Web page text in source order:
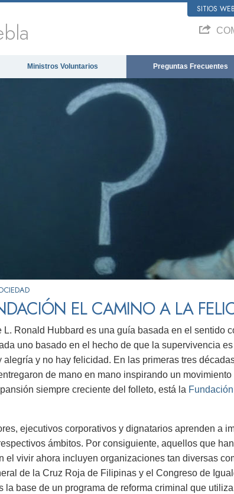
SITIOS
Ministros Voluntarios Preguntas Frecuentes
EL CAMINO A LA
L. Ronald Hubbard es una guía basada en el sentido
uno basado en el hecho de que la supervivencia
y no hay felicidad. En las primeras tres
de mano en mano inspirando un
siempre creciente del folleto, está la
ejecutivos corporativos y dignatarios aprenden a
ámbitos. Por consiguiente, aquellos que
el vivir ahora incluyen organizaciones tan diversas
de la Cruz Roja de Filipinas y el Congreso de
la base de un programa de reforma criminal que